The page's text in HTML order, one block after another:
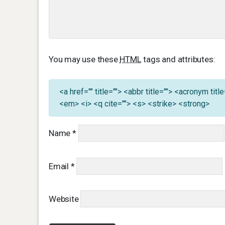
You may use these HTML tags and attributes:
<a href="" title=""> <abbr title=""> <acronym
<em> <i> <q cite=""> <s> <strike> <strong>
Name *
Email *
Website